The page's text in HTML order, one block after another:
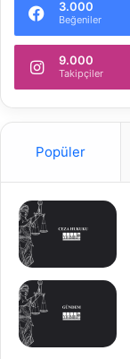
3.000
Beğeniler
9.000
Takipçiler
Popüler